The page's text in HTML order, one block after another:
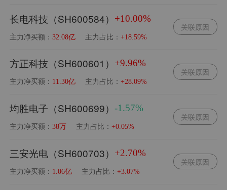
长电科技（SH600584） +10.00%
主力净买额：32.08亿 主力占比：+18.59%
关联原因
方正科技（SH600601） +9.96%
主力净买额： 11.30亿 主力占比：+28.09%
关联原因
均胜电子（SH600699）-1.57%
主力净买额：38万 主力占比：+0.05%
关联原因
三安光电（SH600703） +2.70%
主力净买额： 1.06亿 主力占比：+3.07%
关联原因